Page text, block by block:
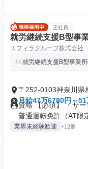
正社員
就労継続支援B型事
エフィラグループ株式会社
就労継続支援B型事業
〒252-0103神奈川県
月給47万6780円～51
資格 【必須】 ・サ
普通運転免許（AT限
業界未経験歓迎 +12個